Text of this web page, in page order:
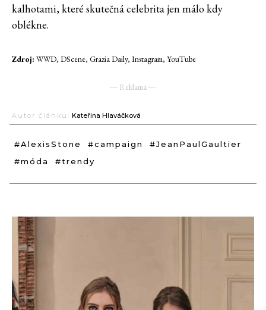
kalhotami, které skutečná celebrita jen málo kdy
oblékne.
Zdroj: WWD, DScene, Grazia Daily, Instagram, YouTube
― Reklama ―
Autor článku: Kateřina Hlaváčková
#AlexisStone #campaign
#JeanPaulGaultier
#móda
#trendy